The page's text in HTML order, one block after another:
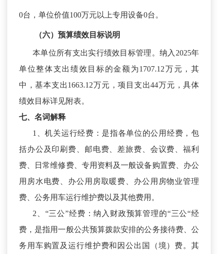
0台，单位价值100万元以上专用设备0台。
（六）预算绩效 目标说明
本单位所有支出实行绩效目标管理。纳入 2025年
单位整体支出绩效目标的金额为1707.12万元，其
中，基本支出1663.12万元，项目支出44万元，具体
绩效目标详见附表。
七、名词解释
1、机关运行经费：是指各单位的公用经费，包
括办公及印刷费、邮电费、差旅费、会议费、福利
费、日常维修费、专用资料及一般设备购置费、办公
用房水电费、办公用房取暖费、办公用房物业管理
费、公务用车运行维护费以及其他费用。
2、“三公”经费：纳入财政预算管理的“三公“经
费，是指用一般公共预算拨款安排的公务接待费、公
务用车购置及运行维护费和因公出国（境）费。其